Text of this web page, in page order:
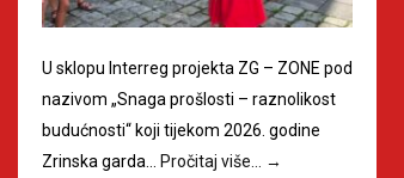
U sklopu Interreg projekta ZG – ZONE pod
nazivom „Snaga prošlosti – raznolikost
budućnosti“ koji tijekom 2026. godine
Zrinska garda… Pročitaj više… →